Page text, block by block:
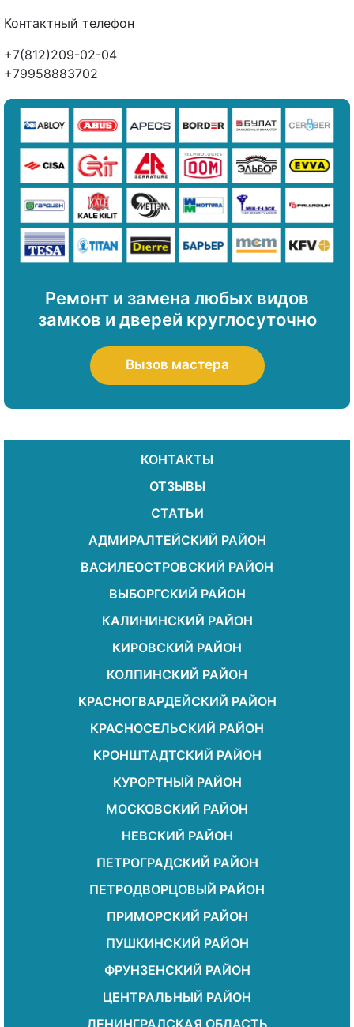
Контактный телефон
+7(812)209-02-04
+79958883702
Ремонт и замена любых видов
замков и дверей круглосуточно
Вызов мастера
КОНТАКТЫ
ОТЗЫВЫ
СТАТЬИ
АДМИРАЛТЕЙСКИЙ РАЙОН
ВАСИЛЕОСТРОВСКИЙ РАЙОН
ВЫБОРГСКИЙ РАЙОН
КАЛИНИНСКИЙ РАЙОН
КИРОВСКИЙ РАЙОН
КОЛПИНСКИЙ РАЙОН
КРАСНОГВАРДЕЙСКИЙ РАЙОН
КРАСНОСЕЛЬСКИЙ РАЙОН
КРОНШТАДТСКИЙ РАЙОН
КУРОРТНЫЙ РАЙОН
МОСКОВСКИЙ РАЙОН
НЕВСКИЙ РАЙОН
ПЕТРОГРАДСКИЙ РАЙОН
ПЕТРОДВОРЦОВЫЙ РАЙОН
ПРИМОРСКИЙ РАЙОН
ПУШКИНСКИЙ РАЙОН
ФРУНЗЕНСКИЙ РАЙОН
ЦЕНТРАЛЬНЫЙ РАЙОН
ЛЕНИНГРАДСКАЯ ОБЛАСТЬ